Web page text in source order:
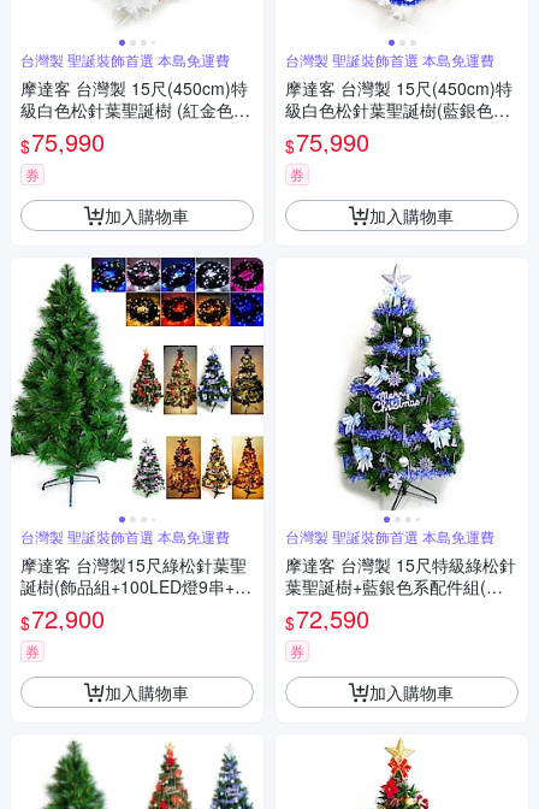
台灣製 聖誕裝飾首選 本島免運費
摩達客 台灣製 15尺(450cm)特
級白色松針葉聖誕樹 (紅金色系
配件)(不含燈) 本島免運費
$75,990
券
加入購物車
台灣製 聖誕裝飾首選 本島免運費
摩達客 台灣製15尺綠松針葉聖
誕樹(飾品組+100LED燈9串+附
控制器) 本島免運費
$72,900
券
加入購物車
台灣製 聖誕裝飾首選 本島免運費
摩達客 台灣製 15尺(450cm)特
級白色松針葉聖誕樹(藍銀色系
配件)(不含燈) 本島免運費
$75,990
券
加入購物車
台灣製 聖誕裝飾首選 本島免運費
摩達客 台灣製 15尺特級綠松針
葉聖誕樹+藍銀色系配件組(不
含燈) 本島免運費
$72,590
券
加入購物車